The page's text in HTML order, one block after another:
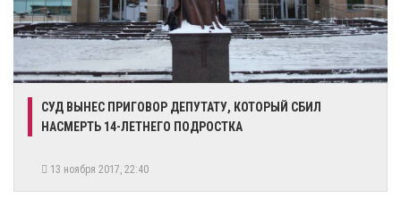
СУД ВЫНЕС ПРИГОВОР ДЕПУТАТУ, КОТОРЫЙ СБИЛ
НАСМЕРТЬ 14-ЛЕТНЕГО ПОДРОСТКА
13 ноября 2017, 22:40